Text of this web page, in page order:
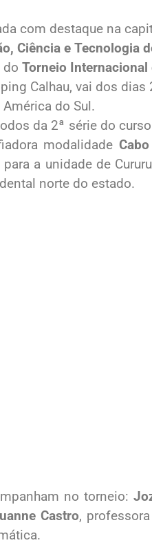
com destaque na
Ciência e Tecnologia
do Torneio Internacional
Calhau, vai dos dias
do Sul.
da 2ª série do
modalidade
a unidade de
norte do estado.
no torneio:
Castro,